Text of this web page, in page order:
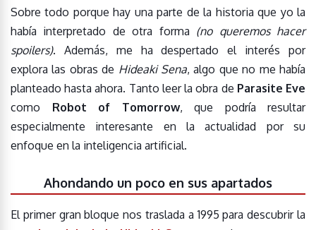
Sobre todo porque hay una parte de la historia que yo la
había interpretado de otra forma (no queremos hacer
spoilers). Además, me ha despertado el interés por
explora las obras de Hideaki Sena, algo que no me había
planteado hasta ahora. Tanto leer la obra de Parasite Eve
como Robot of Tomorrow, que podría resultar
especialmente interesante en la actualidad por su
enfoque en la inteligencia artificial.
Ahondando un poco en sus apartados
El primer gran bloque nos traslada a 1995 para descubrir la